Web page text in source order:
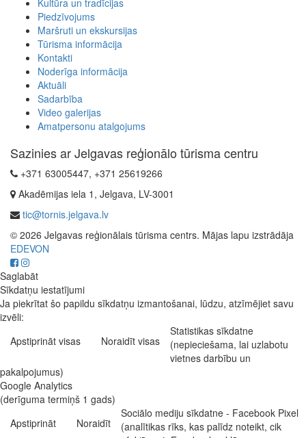
Kultūra un tradīcijas
Piedzīvojums
Maršruti un ekskursijas
Tūrisma informācija
Kontakti
Noderīga informācija
Aktuāli
Sadarbība
Video galerijas
Amatpersonu atalgojums
Sazinies ar Jelgavas reģionālo tūrisma centru
+371 63005447, +371 25619266
Akadēmijas iela 1, Jelgava, LV-3001
tic@tornis.jelgava.lv
© 2026 Jelgavas reģionālais tūrisma centrs. Mājas lapu izstrādāja
EDEVON
Saglabāt
Sīkdatņu iestatījumi
Ja piekrītat šo papildu sīkdatņu izmantošanai, lūdzu, atzīmējiet savu
izvēli:
Apstiprināt visas
Noraidīt visas
Statistikas sīkdatne
(nepieciešama, lai uzlabotu
vietnes darbību un
pakalpojumus)
Google Analytics
(derīguma termiņš 1 gads)
Apstiprināt
Noraidīt
Sociālo mediju sīkdatne - Facebook Pixel
(analītikas rīks, kas palīdz noteikt, cik